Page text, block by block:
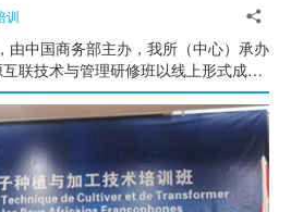
训
由中国商务部主办，我所（中心）承办
联技术与管理研修班以线上形式成功
办的第151期国际培训/研修项目。本次
柬埔寨、埃塞俄比亚、加纳、老挝、莫
兹别克斯坦、赞比亚、津巴布韦等11
域的政府官员、技术专家和企业代表参
电技术、智能电网等相关主题开展了
专题研讨等一系列丰富多彩的活动。